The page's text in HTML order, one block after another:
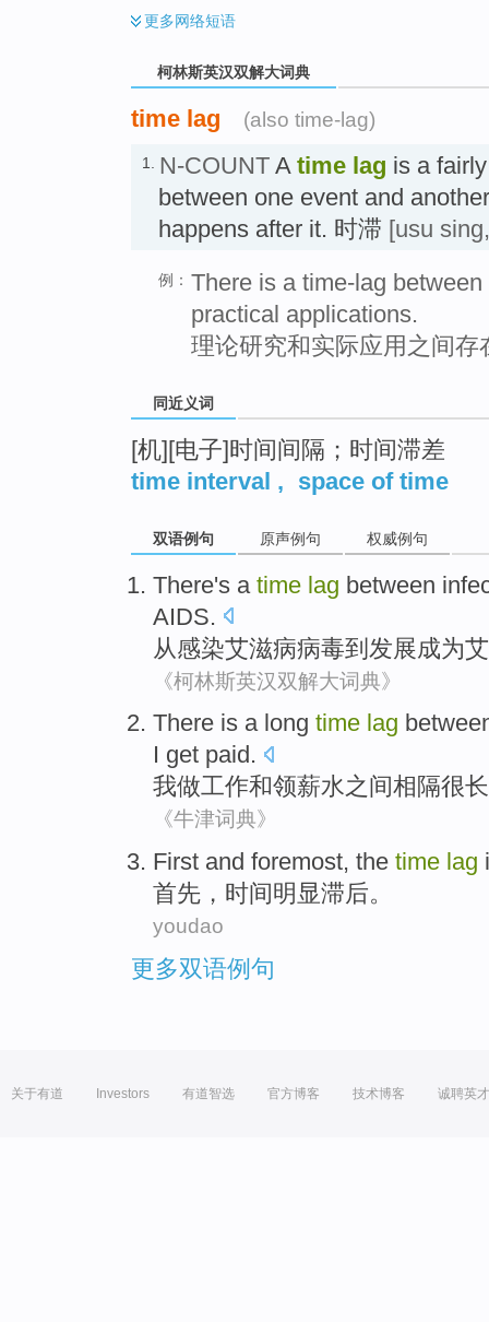
更多网络短语
柯林斯英汉双解大词典
time lag (also time-lag)
1. N-COUNT A time lag is a
between one event and
happens after it. 时滞 [usu
例： There is a time-lag
practical applications.
理论研究和实际应用之间存
同近义词
[机][电子]时间间隔；时间滞差
time interval , space of time
双语例句 原声例句 权威例句
There's a time lag between
AIDS.
从感染艾滋病病毒到 发展成为
《柯林斯英汉双解大词典》
There is a long time lag
I get paid .
我做工作和领薪水之间相隔很
《牛津词典》
First and foremost, the time lag
首先 ， 时间明显滞后。
youdao
更多双语例句
关于有道 Investors 有道智选 官方博客 技术博客 诚聘英才